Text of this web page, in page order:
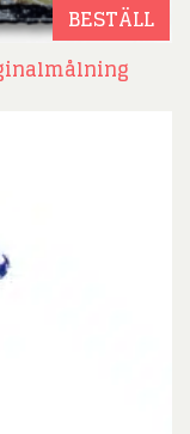
BESTÄLL